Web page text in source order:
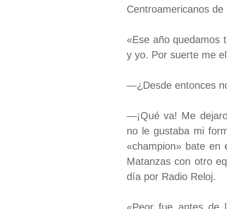
Centroamericanos
«Ese año quedamos
y yo. Por suerte me
—¿Desde entonces
—¡Qué va! Me
no le gustaba mi
«champion» bate en
Matanzas con otro
día por Radio Reloj.